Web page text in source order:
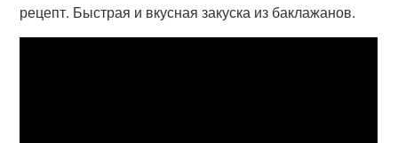
рецепт. Быстрая и вкусная закуска из баклажанов.